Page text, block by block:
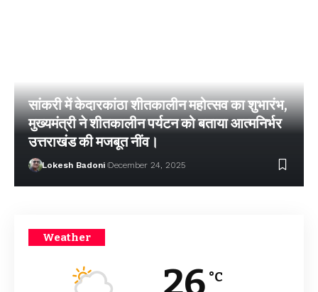
सांकरी में केदारकांठा शीतकालीन महोत्सव का शुभारंभ,
मुख्यमंत्री ने शीतकालीन पर्यटन को बताया आत्मनिर्भर
उत्तराखंड की मजबूत नींव।
Lokesh Badoni December 24, 2025
Weather
26 °C